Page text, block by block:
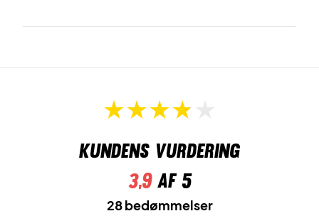
Kundens vurdering
3,9af 5
28 bedømmelser